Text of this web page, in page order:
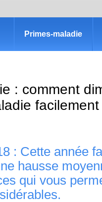
Primes-maladie
: comment
facilement
: Cette année
hausse
qui vous